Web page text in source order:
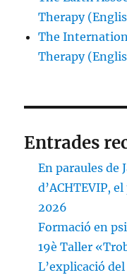
Therapy
The
Therapy
Entrades
En paraules de
d’ACHTEVIP,
2026
Formació en
19è Taller
L’explicació